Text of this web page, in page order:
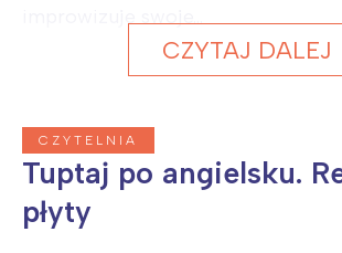
CZYTAJ DALEJ
CZYTELNIA
Tuptaj po angielsku.
płyty